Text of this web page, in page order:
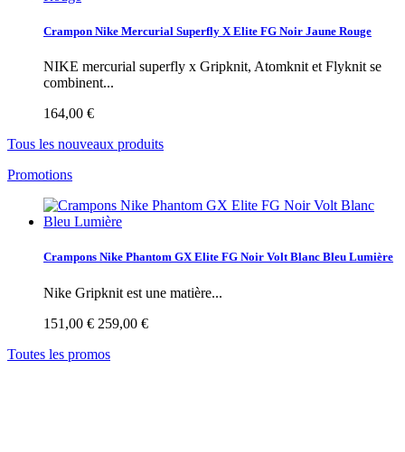
Crampon Nike Mercurial Superfly X Elite FG Noir Jaune Rouge
NIKE mercurial superfly x Gripknit, Atomknit et Flyknit se
combinent...
164,00 €
Tous les nouveaux produits
Promotions
Crampons Nike Phantom GX Elite FG Noir Volt Blanc Bleu Lumière
Nike Gripknit est une matière...
151,00 € 259,00 €
Toutes les promos